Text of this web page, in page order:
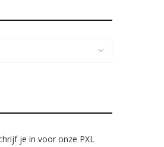
je in voor onze PXL